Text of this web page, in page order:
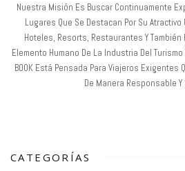
Nuestra Misión Es Buscar Continuamente
Lugares Que Se Destacan Por Su Atractivo
Hoteles, Resorts, Restaurantes Y
Elemento Humano De La Industria Del Turismo Y
BOOK Está Pensada Para Viajeros Exigentes
De Manera Responsable
CATEGORÍAS